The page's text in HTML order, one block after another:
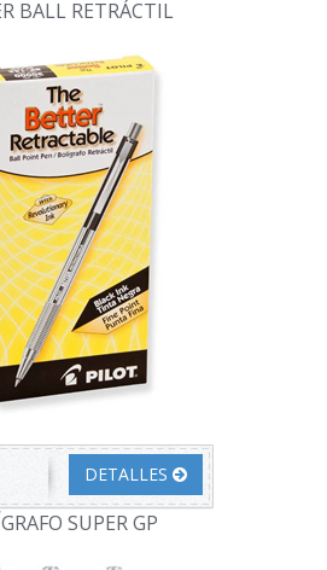
BALL RETRÁCTIL
DETALLES
SUPER GP